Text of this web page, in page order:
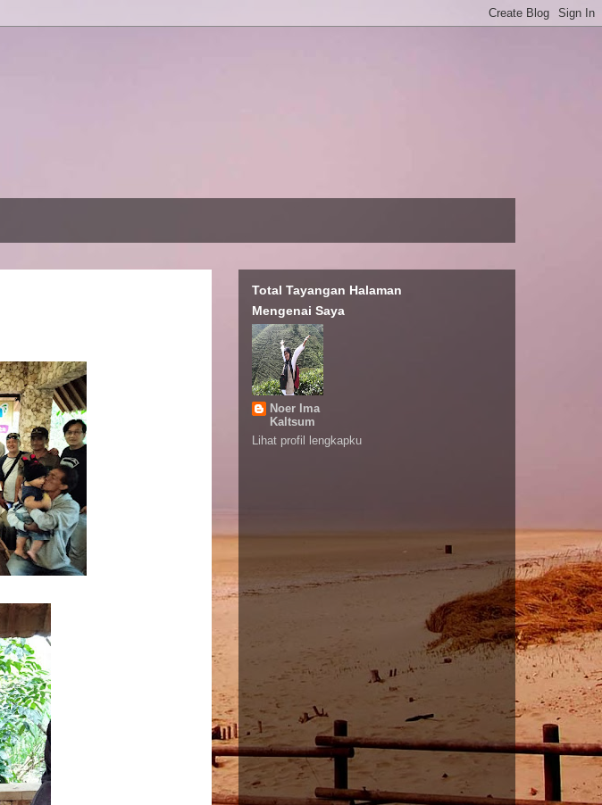
Total Tayangan Halaman
Mengenai Saya
Noer Ima
Kaltsum
Lihat profil lengkapku